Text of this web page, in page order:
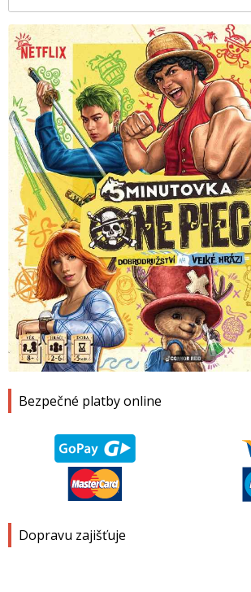
Bezpečné platby online
Dopravu zajišťuje